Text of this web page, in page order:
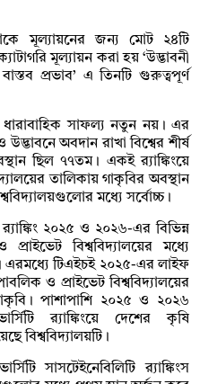
মূল্যায়নের জন্য মোট ২৪টি
মূল্যায়ন করা হয় ‘উদ্ভাবনী
প্রভাব’ এ তিনটি গুরুত্বপূর্ণ
ধারাবাহিক সাফল্য নতুন নয়। এর
অবদান রাখা বিশ্বের শীর্ষ
ছিল ৭৭তম। একই র‌্যাঙ্কিংয়ে
তালিকায় গাকৃবির অবস্থান
মধ্যে সর্বোচ্চ।
২০২৫ ও ২০২৬-এর বিভিন্ন
বিশ্ববিদ্যালয়ের মধ্যে
এরমধ্যে টিএইচই ২০২৫-এর লাইফ
ও প্রাইভেট বিশ্ববিদ্যালয়ের
পাশাপাশি ২০২৫ ও ২০২৬
র‌্যাঙ্কিংয়ে দেশের কৃষি
বিশ্ববিদ্যালয়টি।
সাসটেইনেবিলিটি র‌্যাঙ্কিংস